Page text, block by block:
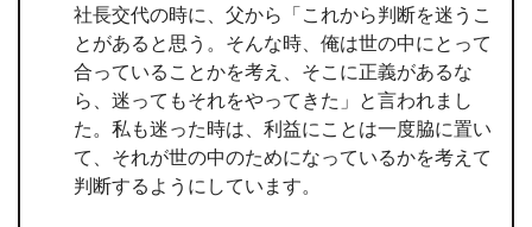
社長交代の時に、父から「これから判断を迷うこ
とがあると思う。そんな時、俺は世の中にとって
合っていることかを考え、そこに正義があるな
ら、迷ってもそれをやってきた」と言われまし
た。私も迷った時は、利益にことは一度脇に置い
て、それが世の中のためになっているかを考えて
判断するようにしています。